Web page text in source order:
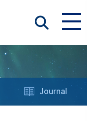
Journal